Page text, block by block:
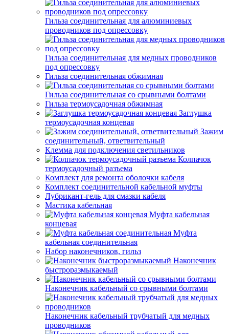
Гильза соединительная для алюминиевых
проводников под опрессовку
Гильза соединительная для медных проводников
под опрессовку
Гильза соединительная обжимная
Гильза соединительная со срывными болтами
Гильза термоусадочная обжимная
Заглушка
термоусадочная концевая
Зажим
соединительный, ответвительный
Клемма для подключения светильников
Колпачок
термоусадочный разъема
Комплект для ремонта оболочки кабеля
Комплект соединительной кабельной муфты
Лубрикант-гель для смазки кабеля
Мастика кабельная
Муфта кабельная
концевая
Муфта
кабельная соединительная
Набор наконечников, гильз
Наконечник
быстроразмыкаемый
Наконечник кабельный со срывными болтами
Наконечник кабельный трубчатый для медных
проводников